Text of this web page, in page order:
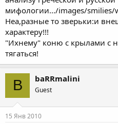
мифологии.../images/smilies/
Неа,разные то зверьки:и
характеру!!!
"Ихнему" коню с крылами с
тягаться!
B baRRmalini
Guest
15 Янв 2010